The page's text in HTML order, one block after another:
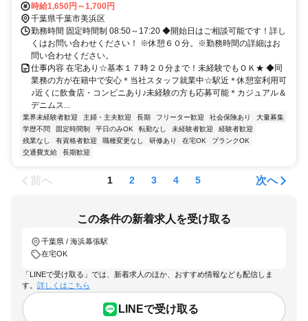
時給1,650円～1,700円
千葉県千葉市美浜区
勤務時間 固定時間制 08:50～17:20 ◆開始日はご相談可能です！詳し
くはお問い合わせください！ ※休憩６０分。※勤務時間の詳細はお
問い合わせください。
仕事内容 在宅あり☆基本１７時２０分まで！未経験でもＯＫ★ ◆同
業務の方が在籍中で安心＊当社スタッフ就業中☆駅近＊休憩室利用可
♪近くに飲食店・コンビニあり♪未経験の方も応募可能＊カジュアル＆
デニムス...
業界未経験者歓迎 主婦・主夫歓迎 長期 フリーター歓迎 社会保険あり
大量募集
学歴不問
固定時間制 平日のみOK 転勤なし 未経験者歓迎
経験者歓迎
残業なし
有資格者歓迎 職種変更なし 研修あり 在宅OK
ブランクOK
交通費支給
長期歓迎
前へ 1 2 3 4 5 次へ
この条件の新着求人を受け取る
千葉県 / 海浜幕張駅
在宅OK
「LINEで受け取る」では、新着求人のほか、おすすめ情報なども配信しま
す。 詳しくはこちら
LINEで受け取る